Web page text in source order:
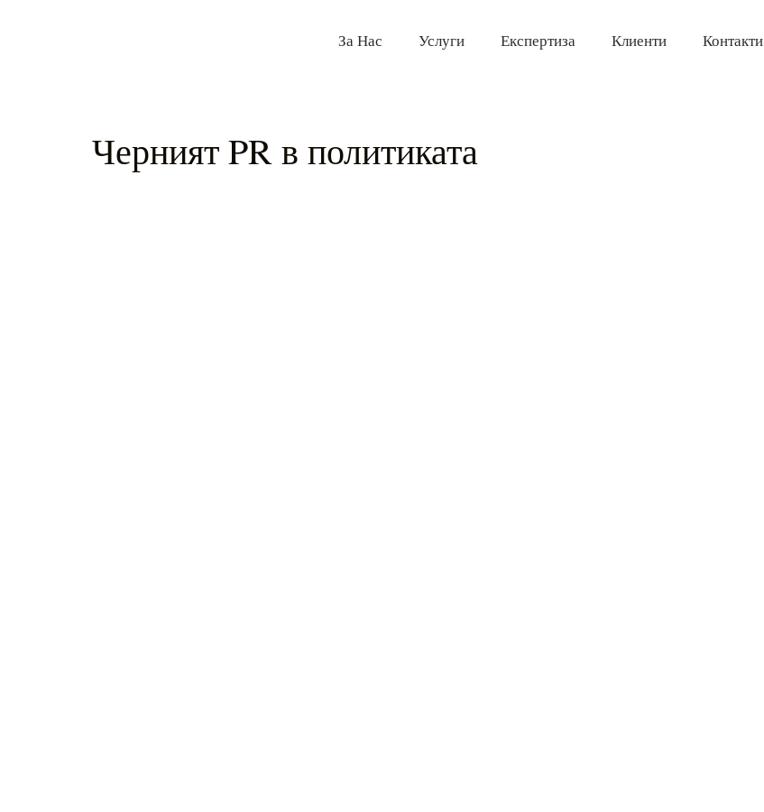
За Нас Услуги Експертиза Клиенти Контакти
Черният PR в политиката